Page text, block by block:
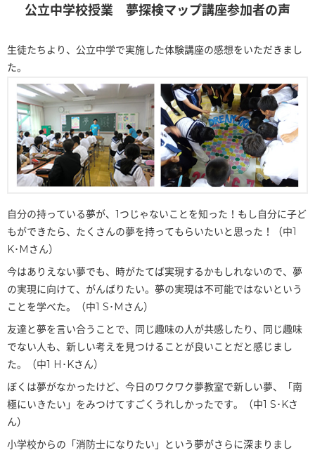
公立中学校授業 夢探検マップ講座参加者の声
生徒たちより、公立中学で実施した体験講座の感想をいただきまし
た。
自分の持っている夢が、1つじゃないことを知った！もし自分に子ど
もができたら、たくさんの夢を持ってもらいたいと思った！（中1
K･Mさん）
今はありえない夢でも、時がたてば実現するかもしれないので、夢
の実現に向けて、がんばりたい。夢の実現は不可能ではないという
ことを学べた。（中1 S･Mさん）
友達と夢を言い合うことで、同じ趣味の人が共感したり、同じ趣味
でない人も、新しい考えを見つけることが良いことだと感じまし
た。（中1 H･Kさん）
ぼくは夢がなかったけど、今日のワクワク夢教室で新しい夢、「南
極にいきたい」をみつけてすごくうれしかったです。（中1 S･Kさ
ん）
小学校からの「消防士になりたい」という夢がさらに深まりまし